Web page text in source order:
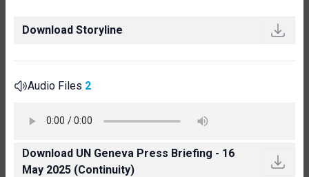
Download Storyline
Audio Files 2
Download UN Geneva Press Briefing - 16
May 2025 (Continuity)